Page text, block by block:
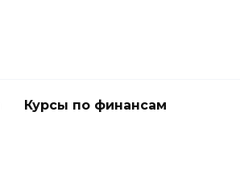
Курсы по финансам